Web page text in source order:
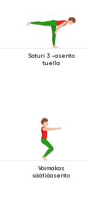
Soturi 3 -asento
tuella
Voimakas
säätiöasento